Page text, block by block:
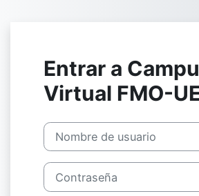
Entrar a
Virtual FMO-
Nombre de usuario
Contraseña